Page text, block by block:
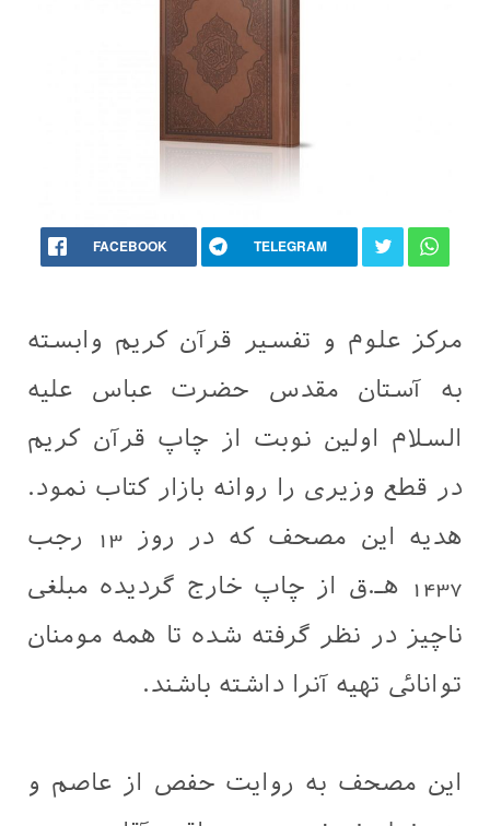
FACEBOOK TELEGRAM
مرکز علوم و تفسیر قرآن کریم وابسته
به آستان مقدس حضرت عباس علیه
السلام اولین نوبت از چاپ قرآن کریم
در قطع وزیری را روانه بازار کتاب نمود.
هدیه این مصحف که در روز 13 رجب
1437 هـ.ق از چاپ خارج گردیده مبلغی
ناچیز در نظر گرفته شده تا همه مومنان
توانائی تهیه آنرا داشته باشند.
این مصحف به روایت حفص از عاصم و